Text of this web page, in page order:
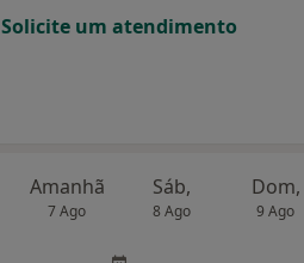
Solicite um atendimento
Amanhã
7 Ago
Sáb,
8 Ago
Dom,
9 Ago